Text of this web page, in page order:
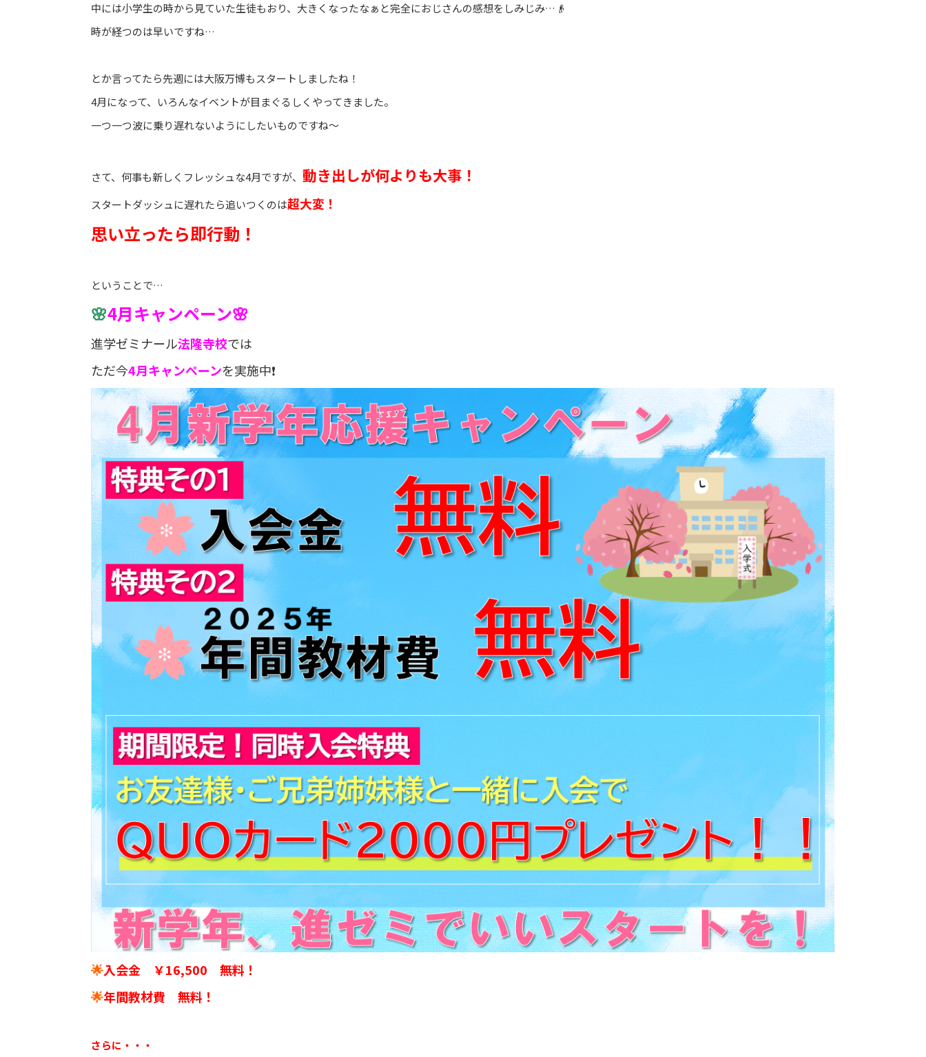
中には小学生の時から見ていた生徒もおり、大きくなったなぁと完全におじさんの感想をしみじみ…👴
時が経つのは早いですね…
とか言ってたら先週には大阪万博もスタートしましたね！
4月になって、いろんなイベントが目まぐるしくやってきました。
一つ一つ波に乗り遅れないようにしたいものですね～
さて、何事も新しくフレッシュな4月ですが、 動き出しが何よりも大事！
スタートダッシュに遅れたら追いつくのは超大変！
思い立ったら即行動！
ということで…
🌸4月キャンペーン🌸
進学ゼミナール法隆寺校では
ただ今4月キャンペーンを実施中❗
🌟入会金 ￥16,500 無料！
🌟年間教材費 無料！
さらに・・・